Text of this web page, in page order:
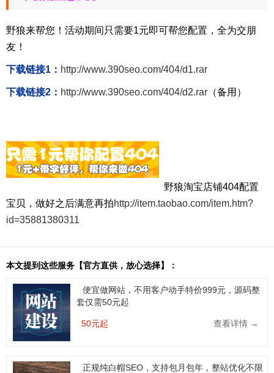
野狼来帮您！活动期间只需要1元即可帮您配置，全为交朋
友！
下载链接1： http://www.390seo.com/404/d1.rar
下载链接2： http://www.390seo.com/404/d2.rar （备用）
野狼淘宝店铺404配置
宝贝，做好之后满意再拍http://item.taobao.com/item.htm?
id=35881380311
本文提到这些服务【官方直供，放心选择】：
便宜做网站，不用客户动手特价999元，源码整
套仅需50元起
50元起 查看详情 →
正规纯白帽SEO，支持包月包年，整站优化不限